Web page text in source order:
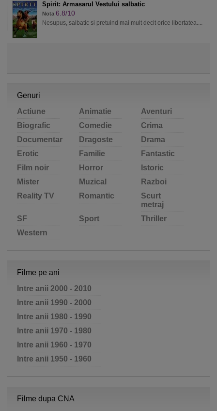
Spirit: Armasarul Vestului salbatic
Nota 6.8/10
Nesupus, salbatic si pretuind mai mult decit orice libertatea....
Genuri
Actiune
Animatie
Aventuri
Biografic
Comedie
Crima
Documentar
Dragoste
Drama
Erotic
Familie
Fantastic
Film noir
Horror
Istoric
Mister
Muzical
Razboi
Reality TV
Romantic
Scurt
metraj
SF
Sport
Thriller
Western
Filme pe ani
Intre anii 2000 - 2010
Intre anii 1990 - 2000
Intre anii 1980 - 1990
Intre anii 1970 - 1980
Intre anii 1960 - 1970
Intre anii 1950 - 1960
Filme dupa CNA